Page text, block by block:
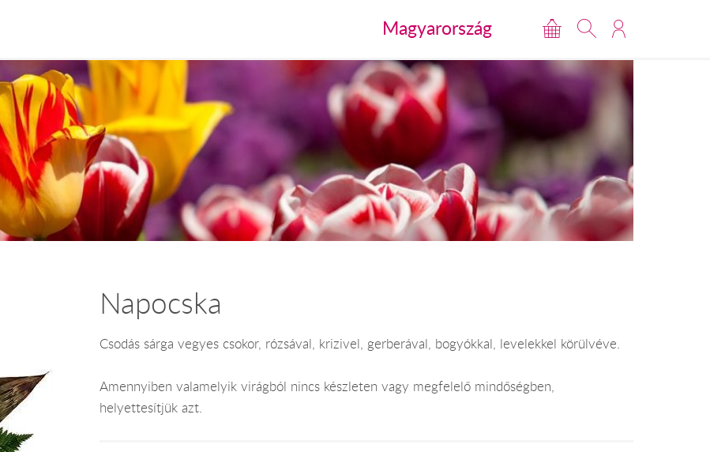
Magyarország
Napocska
Csodás sárga vegyes csokor, rózsával, krizivel, gerberával, bogyókkal, levelekkel körülvéve.
Amennyiben valamelyik virágból nincs készleten vagy megfelelő mindőségben,
helyettesítjük azt.